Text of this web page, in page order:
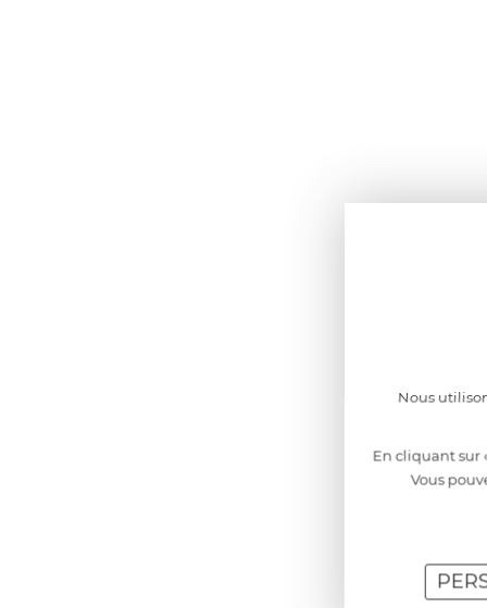
Nous
En cliquant sur
Vous